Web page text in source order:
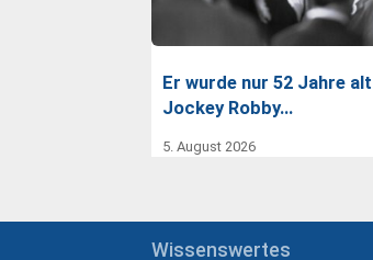
Er wurde nur 52 Jahre
Jockey Robby…
5. August 2026
Wissenswertes